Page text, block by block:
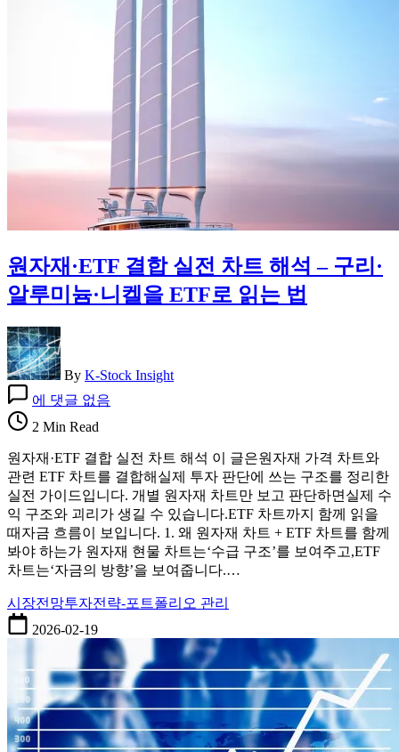
는
적
원자재·ETF 결합 실전 차트 해석 – 구리·
알루미늄·니켈을 ETF로 읽는 법
By K-Stock Insight
원
자
재
결
합
실
전
차
트
해
석
–
구
루
미
에 댓글 없음
2 Min Read
원자재·ETF 결합 실전 차트 해석 이 글은원자재 가격 차트와
관련 ETF 차트를 결합해실제 투자 판단에 쓰는 구조를 정리한
실전 가이드입니다. 개별 원자재 차트만 보고 판단하면실제 수
익 구조와 괴리가 생길 수 있습니다.ETF 차트까지 함께 읽을
때자금 흐름이 보입니다. 1. 왜 원자재 차트 + ETF 차트를 함께
봐야 하는가 원자재 현물 차트는‘수급 구조’를 보여주고,ETF
차트는‘자금의 방향’을 보여줍니다.…
시장전망투자전략-포트폴리오 관리
2026-02-19